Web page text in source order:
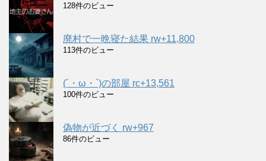
128件のビュー
廃村で一晩寝た結果 rw+11,800
113件のビュー
(´・ω・`)の部屋 rc+13,561
100件のビュー
偽物が近づく rw+967
86件のビュー